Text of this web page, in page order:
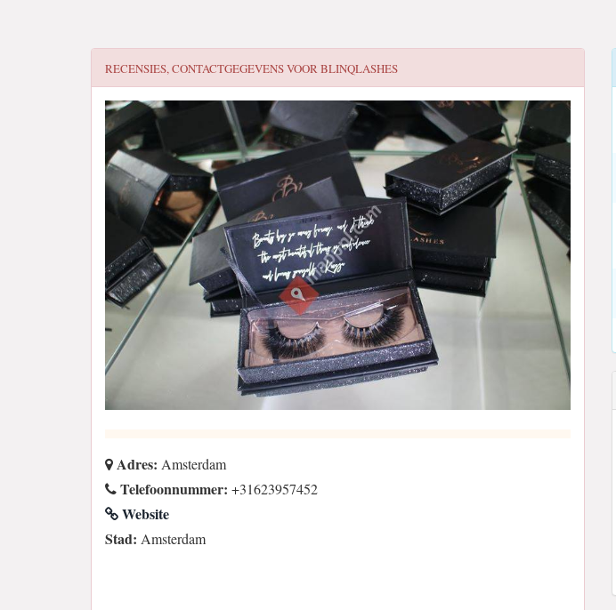
RECENSIES, CONTACTGEGEVENS VOORBLINQLASHES
Adres: Amsterdam
Telefoonnummer: +31623957452
Website
Stad: Amsterdam